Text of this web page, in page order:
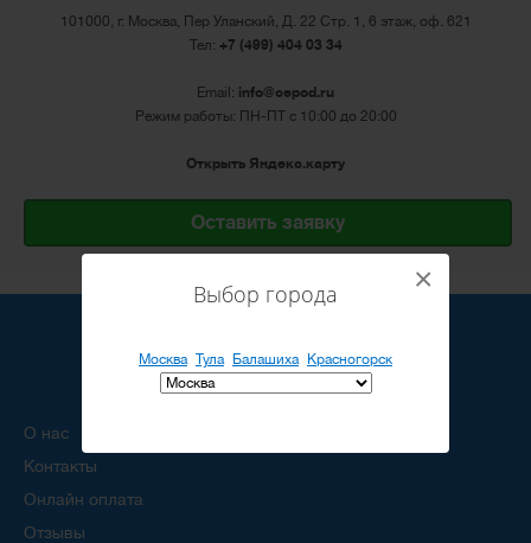
Выбор города
Москва Тула Балашиха Красногорск
×
101000, г. Москва, Пер Уланский, Д. 22 Стр. 1, 6 этаж, оф. 621
Тел: +7 (499) 404 03 34
Email: info@cepod.ru
Режим работы: ПН-ПТ с 10:00 до 20:00
Открыть Яндекс.карту
Оставить заявку
О нас
Контакты
Онлайн оплата
Отзывы